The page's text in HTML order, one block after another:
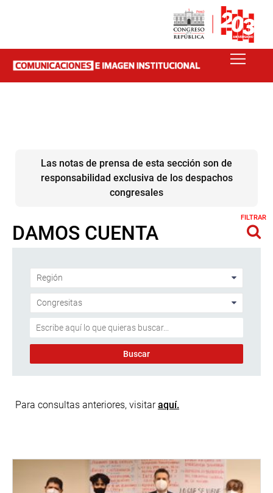
Las notas de prensa de esta sección son de
responsabilidad exclusiva de los despachos
congresales
DAMOS CUENTA
FILTRAR
Para consultas anteriores, visitaraquí.